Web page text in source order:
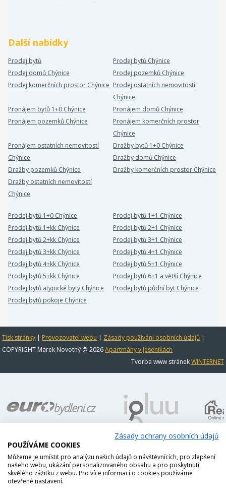
Další nabídky
Prodej bytů
Prodej bytů Chýnice
Prodej domů Chýnice
Prodej pozemků Chýnice
Prodej komerčních prostor Chýnice Prodej ostatních nemovitostí
Chýnice
Pronájem bytů 1+0 Chýnice
Pronájem domů Chýnice
Pronájem pozemků Chýnice
Pronájem komerčních prostor
Chýnice
Pronájem ostatních nemovitostí
Chýnice
Dražby bytů 1+0 Chýnice
Dražby domů Chýnice
Dražby pozemků Chýnice
Dražby komerčních prostor Chýnice
Dražby ostatních nemovitostí
Chýnice
Prodej bytů 1+0 Chýnice
Prodej bytů 1+1 Chýnice
Prodej bytů 1+kk Chýnice
Prodej bytů 2+1 Chýnice
Prodej bytů 2+kk Chýnice
Prodej bytů 3+1 Chýnice
Prodej bytů 3+kk Chýnice
Prodej bytů 4+1 Chýnice
Prodej bytů 4+kk Chýnice
Prodej bytů 5+1 Chýnice
Prodej bytů 5+kk Chýnice
Prodej bytů 6+1 a větší Chýnice
Prodej bytů atypické byty Chýnice
Prodej bytů půdní byt Chýnice
Prodej bytů pokoje Chýnice
Tisk stránky | Provozovatel webu | Zásady používání osobních údajů |
COPYRIGHT Marek Novotný @ 2026Apartmány v Jeseníkách
Tvorba www stránekWINTERNET
Zásady ochrany osobních údajů
POUŽÍVÁME COOKIES
Můžeme je umístit pro analýzu našich údajů o návštěvnících, pro zlepšení
našeho webu, ukázání personalizovaného obsahu a pro poskytnutí
skvělého zážitku z webu. Pro více informací o cookies používáme
otevřené nastavení.